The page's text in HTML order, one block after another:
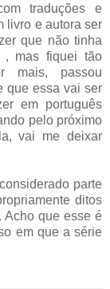
traduções e
livro e autora ser
que não tinha
mas fiquei tão
mais, passou
que essa vai ser
em português
pelo próximo
vai me deixar
parte
ditos
Acho que esse é
em que a série